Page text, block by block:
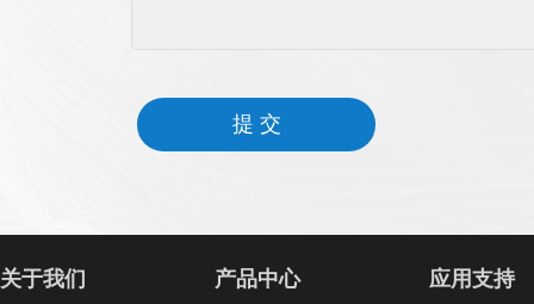
提 交
关于我们 产品中心 应用支持